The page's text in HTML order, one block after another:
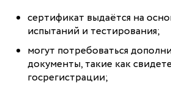
сертификат выдаётся на
испытаний и тестирования;
могут потребоваться
документы, такие как
госрегистрации;